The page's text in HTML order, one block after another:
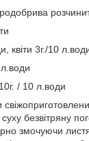
квіти 3г./10
л.води
/ 10 л.води
безвітряну
змочуючи